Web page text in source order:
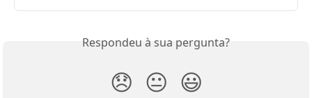
Respondeu à sua pergunta?
😞 😐 😃